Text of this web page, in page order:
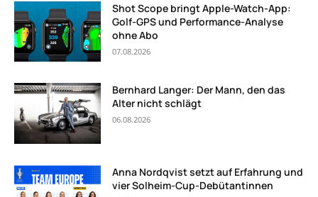
Shot Scope bringt Apple-Watch-App:
Golf-GPS und Performance-Analyse
ohne Abo
07.08.2026
Bernhard Langer: Der Mann, den das
Alter nicht schlägt
06.08.2026
Anna Nordqvist setzt auf Erfahrung und
vier Solheim-Cup-Debütantinnen